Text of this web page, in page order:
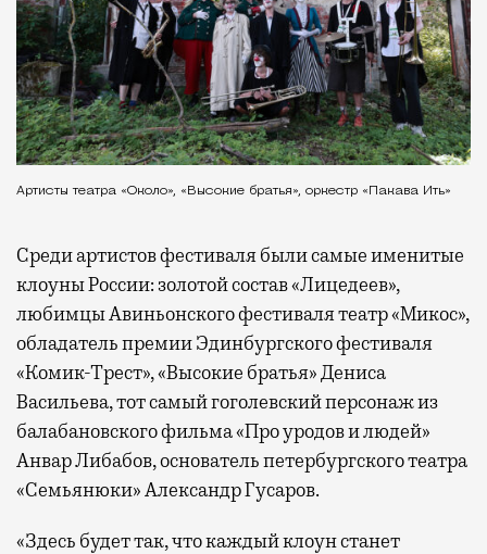
Артисты театра «Около», «Высокие братья», оркестр «Пакава Ить»
Среди артистов фестиваля были самые именитые
клоуны России: золотой состав «Лицедеев»,
любимцы Авиньонского фестиваля театр «Микос»,
обладатель премии Эдинбургского фестиваля
«Комик-Трест», «Высокие братья» Дениса
Васильева, тот самый гоголевский персонаж из
балабановского фильма «Про уродов и людей»
Анвар Либабов, основатель петербургского театра
«Семьянюки» Александр Гусаров.
«Здесь будет так, что каждый клоун станет